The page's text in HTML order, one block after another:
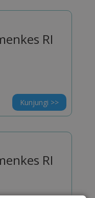
RI
Kunjungi >>
RI